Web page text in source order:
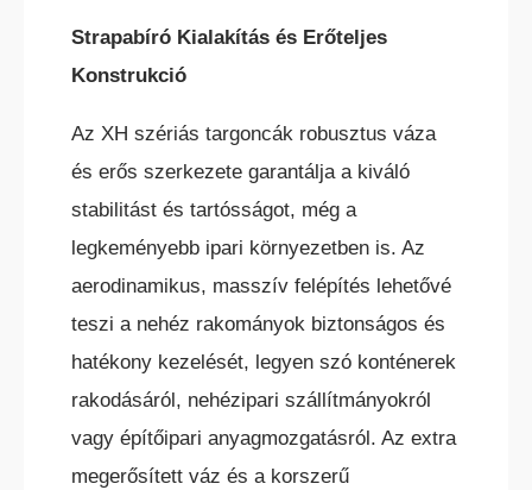
Strapabíró Kialakítás és Erőteljes
Konstrukció
Az XH szériás targoncák robusztus váza
és erős szerkezete garantálja a kiváló
stabilitást és tartósságot, még a
legkeményebb ipari környezetben is. Az
aerodinamikus, masszív felépítés lehetővé
teszi a nehéz rakományok biztonságos és
hatékony kezelését, legyen szó konténerek
rakodásáról, nehézipari szállítmányokról
vagy építőipari anyagmozgatásról. Az extra
megerősített váz és a korszerű